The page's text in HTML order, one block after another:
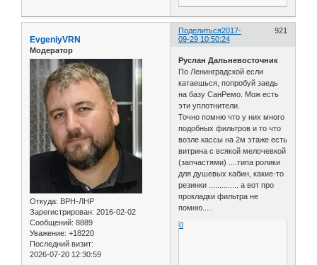
Поделиться 921
2017-
09-29 10:50:24
EvgeniyVRN
Модератор
Откуда: ВРН-ЛНР
Зарегистрирован: 2016-02-02
Сообщений: 8889
Уважение: +18220
Последний визит:
2026-07-20 12:30:59
Руслан Дальневосточник
По Ленинградской если
катаешься, попробуй заедь
на базу СанРемо. Мож есть
эти уплотнители.
Точно помню что у них много
подобных фильтров и то что
возле кассы на 2м этаже есть
витрина с всякой мелочевкой
(запчастями) ....типа ролики
для душевых кабин, какие-то
резинки .............. а вот про
прокладки фильтра не
помню.....
0